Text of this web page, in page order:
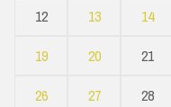
12
13 14
19
20 21
26
27 28